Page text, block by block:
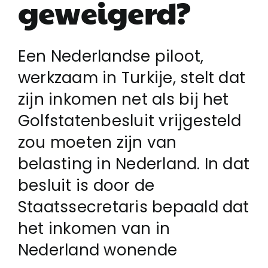
Klachtenregeling
Contact
geweigerd?
Een Nederlandse piloot,
werkzaam in Turkije, stelt dat
zijn inkomen net als bij het
Golfstatenbesluit vrijgesteld
zou moeten zijn van
belasting in Nederland. In dat
besluit is door de
Staatssecretaris bepaald dat
het inkomen van in
Nederland wonende